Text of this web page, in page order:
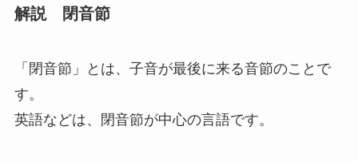
解説 閉音節
「閉音節」 とは、 子音が最後に来る音節のことで
す。
英語などは、閉音節が中心の言語です。